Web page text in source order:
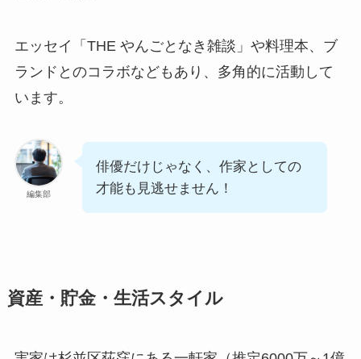
エッセイ「THE やんごとなき雑談」や料理本、ブ
ランドとのコラボなどもあり、多角的に活動して
います。
編集部
俳優だけじゃなく、作家としての
才能も見逃せません！
資産・貯金・生活スタイル